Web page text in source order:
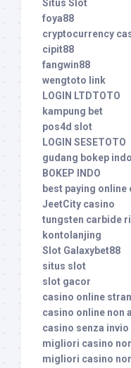
Situs Slot
foya88
cryptocurrency
cipit88
fangwin88
wengtoto link
LOGIN LTDTOTO
kampung bet
pos4d slot
LOGIN SESETOTO
gudang bokep
BOKEP INDO
best paying online
JeetCity casino
tungsten carbide
kontolanjing
Slot Galaxybet88
situs slot
slot gacor
casino online
casino online non
casino senza
migliori casino
migliori casino